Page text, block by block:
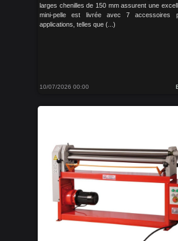
larges chenilles de 150 mm assurent une
mini-pelle est livrée avec 7 accessoires
applications, telles que (...)
10/07/2026 00:00